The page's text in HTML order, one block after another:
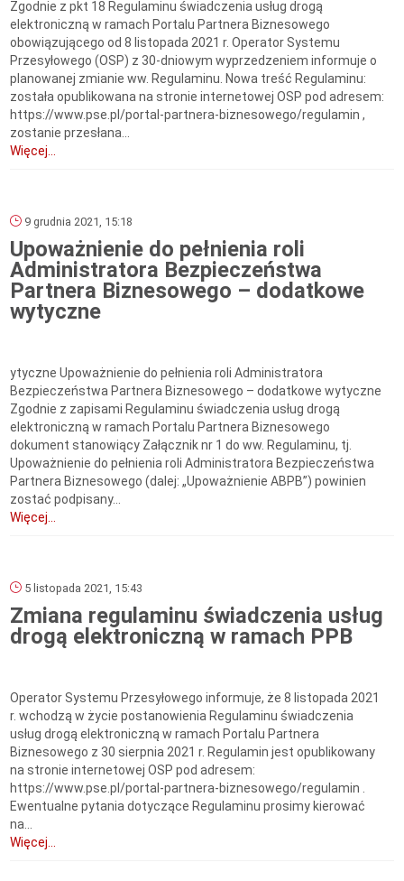
Zgodnie z pkt 18 Regulaminu świadczenia usług drogą
elektroniczną w ramach Portalu Partnera Biznesowego
obowiązującego od 8 listopada 2021 r. Operator Systemu
Przesyłowego (OSP) z 30-dniowym wyprzedzeniem informuje o
planowanej zmianie ww. Regulaminu. Nowa treść Regulaminu:
została opublikowana na stronie internetowej OSP pod adresem:
https://www.pse.pl/portal-partnera-biznesowego/regulamin ,
zostanie przesłana...
Więcej...
9 grudnia 2021, 15:18
Upoważnienie do pełnienia roli
Administratora Bezpieczeństwa
Partnera Biznesowego – dodatkowe
wytyczne
ytyczne Upoważnienie do pełnienia roli Administratora
Bezpieczeństwa Partnera Biznesowego – dodatkowe wytyczne
Zgodnie z zapisami Regulaminu świadczenia usług drogą
elektroniczną w ramach Portalu Partnera Biznesowego
dokument stanowiący Załącznik nr 1 do ww. Regulaminu, tj.
Upoważnienie do pełnienia roli Administratora Bezpieczeństwa
Partnera Biznesowego (dalej: „Upoważnienie ABPB”) powinien
zostać podpisany...
Więcej...
5 listopada 2021, 15:43
Zmiana regulaminu świadczenia usług
drogą elektroniczną w ramach PPB
Operator Systemu Przesyłowego informuje, że 8 listopada 2021
r. wchodzą w życie postanowienia Regulaminu świadczenia
usług drogą elektroniczną w ramach Portalu Partnera
Biznesowego z 30 sierpnia 2021 r. Regulamin jest opublikowany
na stronie internetowej OSP pod adresem:
https://www.pse.pl/portal-partnera-biznesowego/regulamin .
Ewentualne pytania dotyczące Regulaminu prosimy kierować
na...
Więcej...